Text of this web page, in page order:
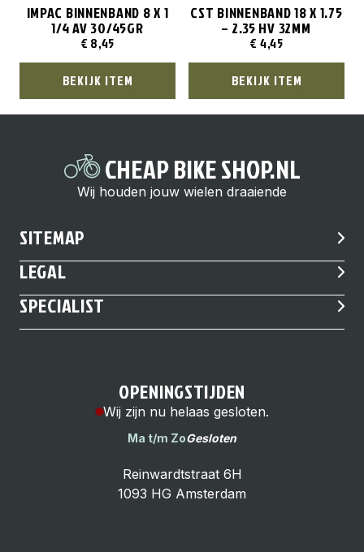
IMPAC BINNENBAND 8 X 1
1/4 AV 30/45GR
€ 8,45
BEKIJK ITEM
CST BINNENBAND 18 X 1.75
– 2.35 HV 32MM
€ 4,45
BEKIJK ITEM
CHEAP BIKE SHOP.NL
Wij houden jouw wielen draaiende
SITEMAP
LEGAL
SPECIALIST
OPENINGSTIJDEN
Wij zijn nu helaas gesloten.
Ma t/m ZoGesloten
Reinwardtstraat 6H
1093 HG Amsterdam